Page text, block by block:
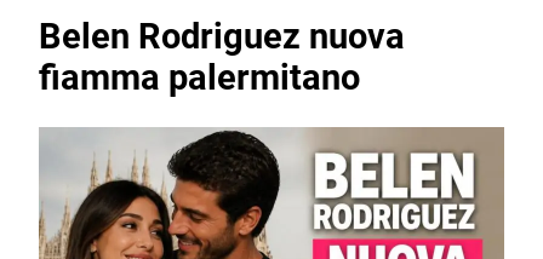
Belen Rodriguez nuova
fiamma palermitano